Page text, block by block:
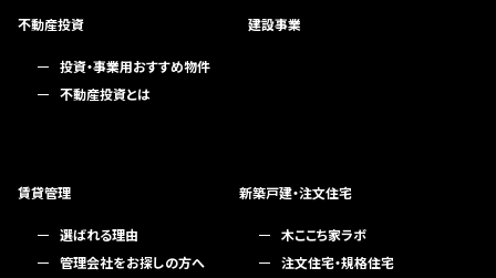
不動産投資
投資・事業用おすすめ物件
不動産投資とは
建設事業
賃貸管理
選ばれる理由
管理会社をお探しの方へ
新築戸建・注文住宅
木ここち家ラボ
注文住宅・規格住宅